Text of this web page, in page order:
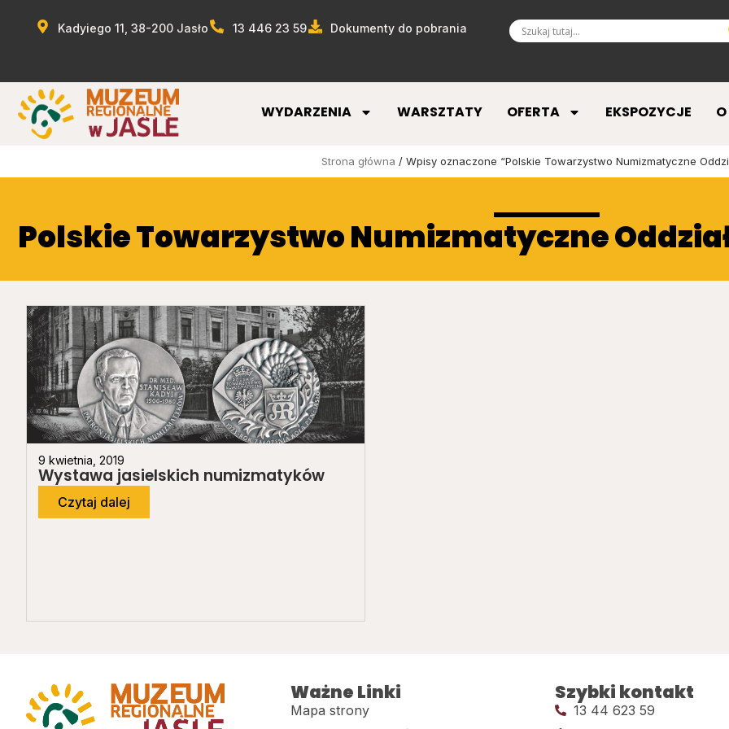
Kadyiego 11, 38-200 Jasło 13 446 23 59 Dokumenty do pobrania
WYDARZENIA WARSZTATY OFERTA EKSPOZYCJE
Strona główna / Wpisy oznaczone “Polskie Towarzystwo Numizmatyczne
Polskie Towarzystwo Numizmatyczne
9 kwietnia, 2019
Wystawa jasielskich numizmatyków
Czytaj dalej
Ważne Linki
Mapa strony
Szybki kontakt
13 44 623 59